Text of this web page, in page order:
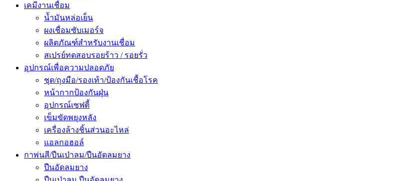
เคมีงานเชื่อม
น้ำมันหล่อเย็น
ผงเชื่อมซับเมอร์จ
ผลิตภัณฑ์สำหรับงานเชื่อม
สเปรย์ทดสอบรอยร้าว / รอยรั่ว
อุปกรณ์เพื่อความปลอดภัย
ชุด/ถุงมือ/รองเท้า/ป้องกันเชื้อโรค
หน้ากากป้องกันฝุ่น
อุปกรณ์เซฟตี้
เข็มขัดพยุงหลัง
เครื่องล้างชิ้นส่วนอะไหล่
แอลกอฮอล์
กาพ่นสี/ปืนเป่าลม/ปืนอัดลมยาง
ปืนอัดลมยาง